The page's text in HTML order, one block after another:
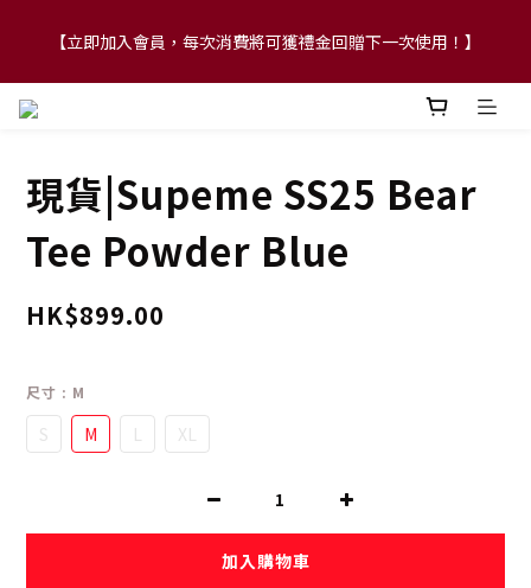
【FLASH SALE 兩件指定現貨產品即享88折】
【立即加入會員，每次消費將可獲禮金回贈下一次使用！】
【FLASH SALE 兩件指定現貨產品即享88折】
現貨|Supeme SS25 Bear
Tee Powder Blue
HK$899.00
尺寸 : M
S M L XL
加入購物車